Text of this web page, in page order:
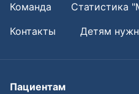
Команда
Статистика
Контакты
Детям
Пациентам